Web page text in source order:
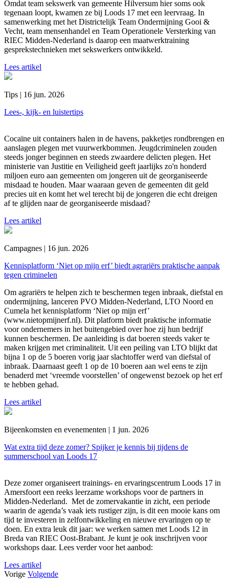
Omdat team sekswerk van gemeente Hilversum hier soms ook
tegenaan loopt, kwamen ze bij Loods 17 met een leervraag. In
samenwerking met het Districtelijk Team Ondermijning Gooi &
Vecht, team mensenhandel en Team Operationele Versterking van
RIEC Midden-Nederland is daarop een maatwerktraining
gesprekstechnieken met sekswerkers ontwikkeld.
Lees artikel
Tips | 16 jun. 2026
Lees-, kijk- en luistertips
Cocaïne uit containers halen in de havens, pakketjes rondbrengen en
aanslagen plegen met vuurwerkbommen. Jeugdcriminelen zouden
steeds jonger beginnen en steeds zwaardere delicten plegen. Het
ministerie van Justitie en Veiligheid geeft jaarlijks zo'n honderd
miljoen euro aan gemeenten om jongeren uit de georganiseerde
misdaad te houden. Maar waaraan geven de gemeenten dit geld
precies uit en komt het wel terecht bij de jongeren die echt dreigen
af te glijden naar de georganiseerde misdaad?
Lees artikel
Campagnes | 16 jun. 2026
Kennisplatform ‘Niet op mijn erf’ biedt agrariërs praktische aanpak
tegen criminelen
Om agrariërs te helpen zich te beschermen tegen inbraak, diefstal en
ondermijning, lanceren PVO Midden-Nederland, LTO Noord en
Cumela het kennisplatform ‘Niet op mijn erf’
(www.nietopmijnerf.nl). Dit platform biedt praktische informatie
voor ondernemers in het buitengebied over hoe zij hun bedrijf
kunnen beschermen. De aanleiding is dat boeren steeds vaker te
maken krijgen met criminaliteit. Uit een peiling van LTO blijkt dat
bijna 1 op de 5 boeren vorig jaar slachtoffer werd van diefstal of
inbraak. Daarnaast geeft 1 op de 10 boeren aan wel eens te zijn
benaderd met ‘vreemde voorstellen’ of ongewenst bezoek op het erf
te hebben gehad.
Lees artikel
Bijeenkomsten en evenementen | 1 jun. 2026
Wat extra tijd deze zomer? Spijker je kennis bij tijdens de
summerschool van Loods 17
Deze zomer organiseert trainings- en ervaringscentrum Loods 17 in
Amersfoort een reeks leerzame workshops voor de partners in
Midden-Nederland. Met de zomervakantie in zicht, een periode
waarin de agenda’s vaak iets rustiger zijn, is dit een mooie kans om
tijd te investeren in zelfontwikkeling en nieuwe ervaringen op te
doen. En extra leuk dit jaar: we werken samen met Loods 12 in
Breda van RIEC Oost-Brabant. Je kunt je ook inschrijven voor
workshops daar. Lees verder voor het aanbod:
Lees artikel
Vorige Volgende